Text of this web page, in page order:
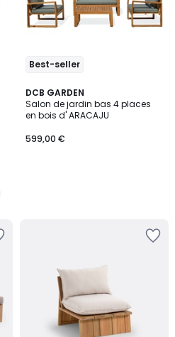
Best-seller
DCB GARDEN
Salon de jardin bas 4 places
en bois d' ARACAJU
599,00 €